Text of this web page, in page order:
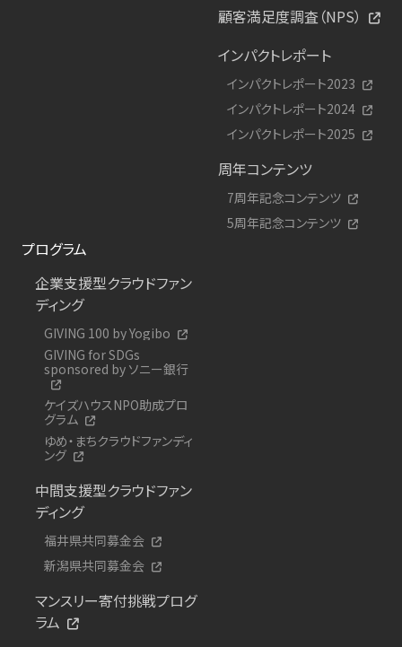
顧客満足度調査（NPS）
インパクトレポート
インパクトレポート2023
インパクトレポート2024
インパクトレポート2025
周年コンテンツ
7周年記念コンテンツ
5周年記念コンテンツ
プログラム
企業支援型クラウドファン
ディング
GIVING 100 by Yogibo
GIVING for SDGs
sponsored by ソニー銀行
ケイズハウスNPO助成プロ
グラム
ゆめ・まちクラウドファンディ
ング
中間支援型クラウドファン
ディング
福井県共同募金会
新潟県共同募金会
マンスリー寄付挑戦プログ
ラム